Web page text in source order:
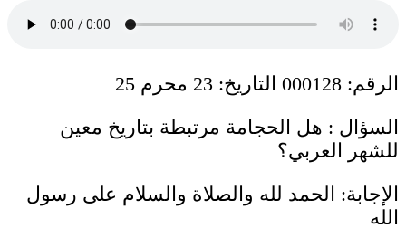
الرقم: 000128 التاريخ: 23 محرم 25
السؤال : هل الحجامة مرتبطة بتاريخ معين
للشهر العربي؟
الإجابة: الحمد لله والصلاة والسلام على رسول
الله